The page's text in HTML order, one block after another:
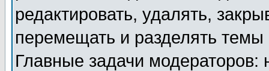
редактировать, удалять,
перемещать и разделять
Главные задачи